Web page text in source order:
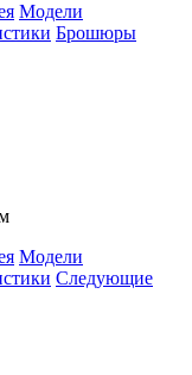
Модели
Брошюры
Модели
Следующие